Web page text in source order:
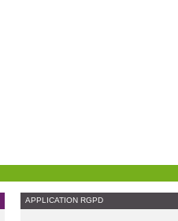
APPLICATION RGPD